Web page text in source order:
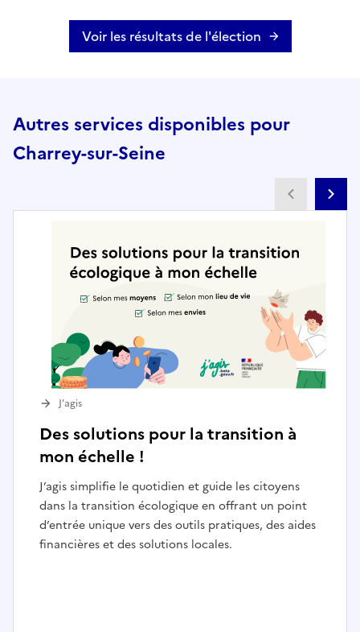
Voir les résultats de l'élection
Autres services disponibles pour
Charrey-sur-Seine
Des solutions pour la transition à
mon échelle !
J’agis simplifie le quotidien et guide les citoyens
dans la transition écologique en offrant un point
d’entrée unique vers des outils pratiques, des aides
financières et des solutions locales.
J’agis